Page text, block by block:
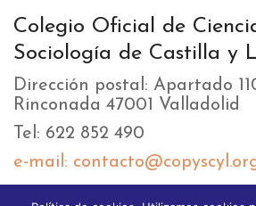
Colegio Oficial de
Sociología de Castilla y
Dirección postal: Apartado
Rinconada 47001 Valladolid
Tel: 622 852 490
e-mail: